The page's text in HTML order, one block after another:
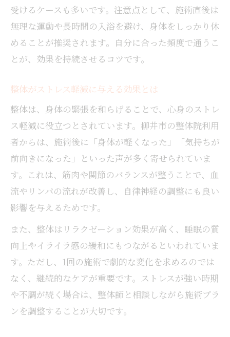
受けるケースも多いです。注意点として、施術直後は
無理な運動や長時間の入浴を避け、身体をしっかり休
めることが推奨されます。自分に合った頻度で通うこ
とが、効果を持続させるコツです。
整体がストレス軽減に与える効果とは
整体は、身体の緊張を和らげることで、心身のストレ
ス軽減に役立つとされています。柳井市の整体院利用
者からは、施術後に「身体が軽くなった」「気持ちが
前向きになった」といった声が多く寄せられていま
す。これは、筋肉や関節のバランスが整うことで、血
流やリンパの流れが改善し、自律神経の調整にも良い
影響を与えるためです。
また、整体はリラクゼーション効果が高く、睡眠の質
向上やイライラ感の緩和にもつながるといわれていま
す。ただし、1回の施術で劇的な変化を求めるのでは
なく、継続的なケアが重要です。ストレスが強い時期
や不調が続く場合は、整体師と相談しながら施術プラ
ンを調整することが大切です。